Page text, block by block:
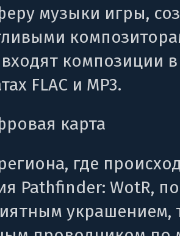
музыки игры,
композиции в
FLAC и MP3.
карта
где
Pathfinder: WotR,
украшением,